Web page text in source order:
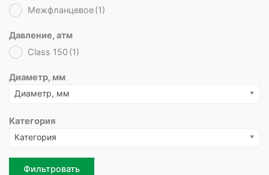
Межфланцевое(1)
Давление, атм
Class 150(1)
Диаметр, мм
Диаметр, мм
Категория
Категория
Фильтровать